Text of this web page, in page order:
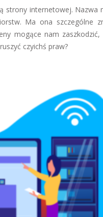
strony internetowej. Nazwa
Ma ona szczególne
mogące nam zaszkodzić,
czyichś praw?